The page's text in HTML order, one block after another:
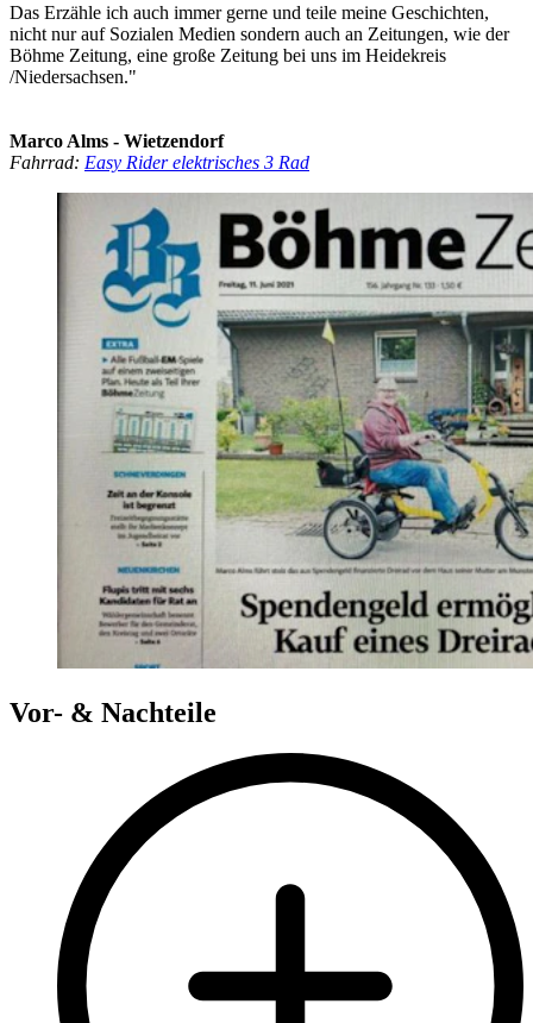
Das Erzähle ich auch immer gerne und teile meine Geschichten,
nicht nur auf Sozialen Medien sondern auch an Zeitungen, wie der
Böhme Zeitung, eine große Zeitung bei uns im Heidekreis
/Niedersachsen."
Marco Alms - Wietzendorf
Fahrrad: Easy Rider elektrisches 3 Rad
Vor- & Nachteile